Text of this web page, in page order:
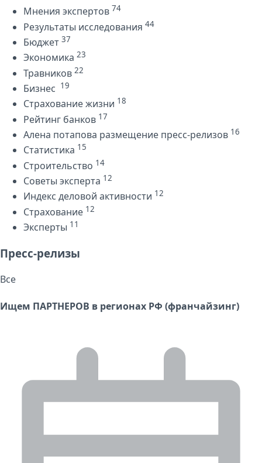
Мнения экспертов 74
Результаты исследования 44
Бюджет 37
Экономика 23
Травников 22
Бизнес 19
Страхование жизни 18
Рейтинг банков 17
Алена потапова размещение пресс-релизов 16
Статистика 15
Строительство 14
Советы эксперта 12
Индекс деловой активности 12
Страхование 12
Эксперты 11
Пресс-релизы
Все
Ищем ПАРТНЕРОВ в регионах РФ (франчайзинг)